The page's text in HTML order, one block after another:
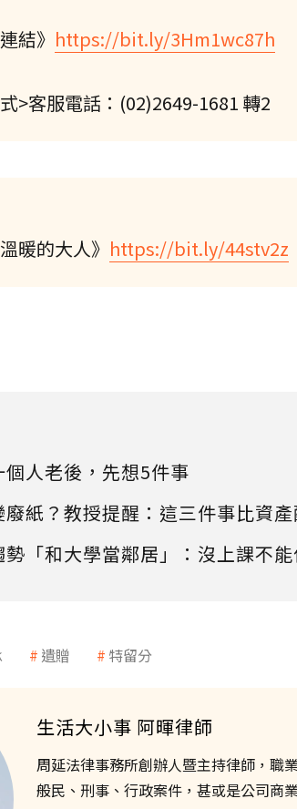
結》 https://bit.ly/3Hm1wc87h
>客服電話：(02)2649-1681 轉2
暖的大人》 https://bit.ly/44stv2z
人老後，先想5件事
紙？教授提醒：這三件事比資產
「和大學當鄰居」：沒上課不
遺贈 特留分
生活大小事 阿暉律師
周延法律事務所創辦人暨主持律師，職
般民、刑事、行政案件，甚或是公司商